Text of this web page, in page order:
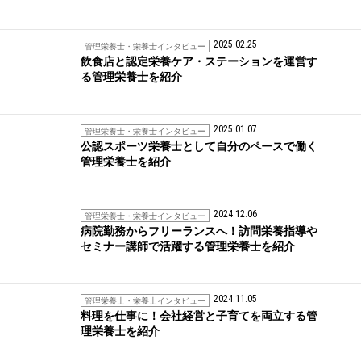
管理栄養士・栄養士インタビュー 2025.02.25
飲食店と認定栄養ケア・ステーションを運営す
る管理栄養士を紹介
管理栄養士・栄養士インタビュー 2025.01.07
公認スポーツ栄養士として自分のペースで働く
管理栄養士を紹介
管理栄養士・栄養士インタビュー 2024.12.06
病院勤務からフリーランスへ！訪問栄養指導や
セミナー講師で活躍する管理栄養士を紹介
管理栄養士・栄養士インタビュー 2024.11.05
料理を仕事に！会社経営と子育てを両立する管
理栄養士を紹介